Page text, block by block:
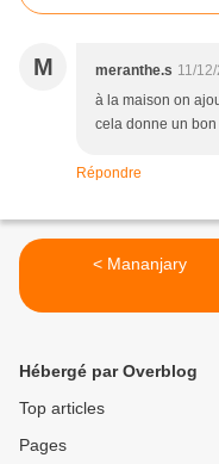
M meranthe.s 11/
à la maison on
cela donne un bon
Répondre
< Mananjary
Hébergé par Overblog
Top articles
Pages